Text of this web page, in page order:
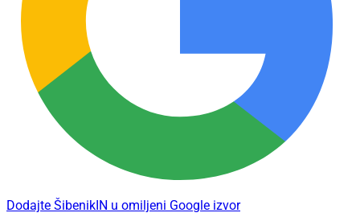
Dodajte ŠibenikIN u omiljeni Google izvor